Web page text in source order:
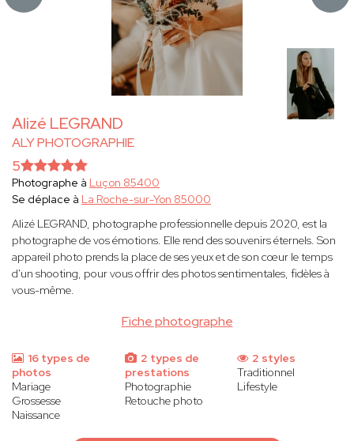
Alizé LEGRAND
ALY PHOTOGRAPHIE
Fiche photographe
5
Photographe à Luçon 85400
Se déplace à La Roche-sur-Yon 85000
Alizé LEGRAND, photographe professionnelle depuis 2020, est la
photographe de vos émotions. Elle rend des souvenirs éternels. Son
appareil photo prends la place de ses yeux et de son cœur le temps
d'un shooting, pour vous offrir des photos sentimentales, fidèles à
vous-même.
16 types de
photos
Mariage
Grossesse
Naissance
2 types de
prestations
Photographie
Retouche photo
2 styles
Traditionnel
Lifestyle